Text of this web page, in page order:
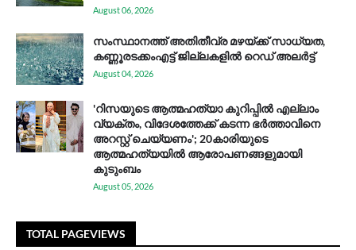
August 06, 2026
സം​സ്ഥാ​ന​ത്ത് അ​തി​തീ​വ്ര മ​ഴ​യ്ക്ക് സാ​ധ്യ​ത,
കണ്ണൂരടക്കംഎ​ട്ട് ജി​ല്ല​ക​ളി​ൽ റെ​ഡ് അ​ലർ​ട്ട്
August 04, 2026
'റിസയുടെ ആത്മഹത്യാ കുറിപ്പിൽ എല്ലാം
വ്യക്തം, വിദേശത്തേക്ക് കടന്ന ഭർത്താവിനെ
അറസ്റ്റ് ചെയ്യണം'; 20കാരിയുടെ
ആത്മഹത്യയിൽ ആരോപണങ്ങളുമായി
കുടുംബം
August 05, 2026
TOTAL PAGEVIEWS